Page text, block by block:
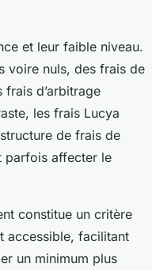
et leur faible niveau.
voire nuls, des frais de
d’arbitrage
les frais Lucya
de frais de
parfois affecter le
constitue un critère
accessible, facilitant
un minimum plus